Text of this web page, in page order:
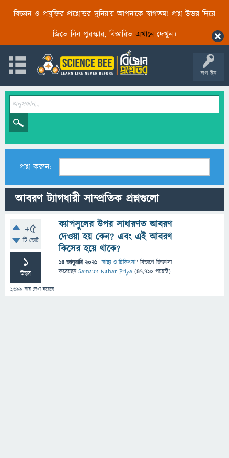
বিজ্ঞান ও প্রযুক্তির প্রশ্নোত্তর দুনিয়ায় আপনাকে স্বাগতম! প্রশ্ন-উত্তর দিয়ে
জিতে নিন পুরস্কার, বিস্তারিত এখানেদেখুন।
লগ ইন
প্রশ্ন করুন:
আবরণ ট্যাগধারী সাম্প্রতিক প্রশ্নগুলো
+5
টি ভোট
1
উত্তর
1,699 বার দেখা হয়েছে
ক্যাপসুলের উপর সাধারণত আবরণ
দেওয়া হয় কেন? এবং এই আবরণ
কিসের হয়ে থাকে?
14 জানুয়ারি 2021 "স্বাস্থ্য ও চিকিৎসা" বিভাগে জিজ্ঞাসা
করেছেনSamsun Nahar Priya (47,710 পয়েন্ট)